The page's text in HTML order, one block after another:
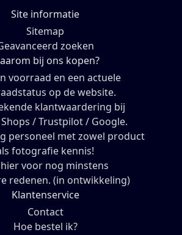
Site informatie
Sitemap
zoeken
bij ons kopen?
voorraad en een actuele
op de website.
klantwaardering bij
/ Trustpilot / Google.
personeel met zowel product
fotografie kennis!
voor nog minstens
redenen. (in ontwikkeling)
Klantenservice
Contact
Hoe bestel ik?